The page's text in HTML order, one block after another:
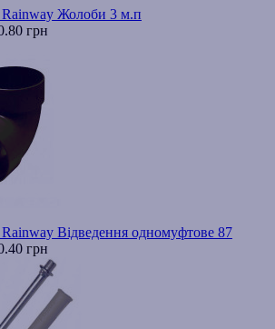
Rainway Жолоби 3 м.п
грн
Rainway Відведення одномуфтове 87
грн